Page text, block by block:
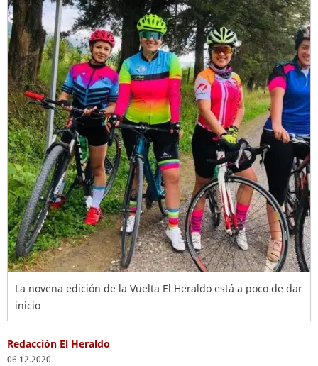
La novena edición de la Vuelta El Heraldo está a poco de dar
inicio
Redacción El Heraldo
06.12.2020